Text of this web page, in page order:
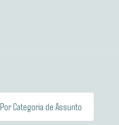
Por Categoria de Assunto